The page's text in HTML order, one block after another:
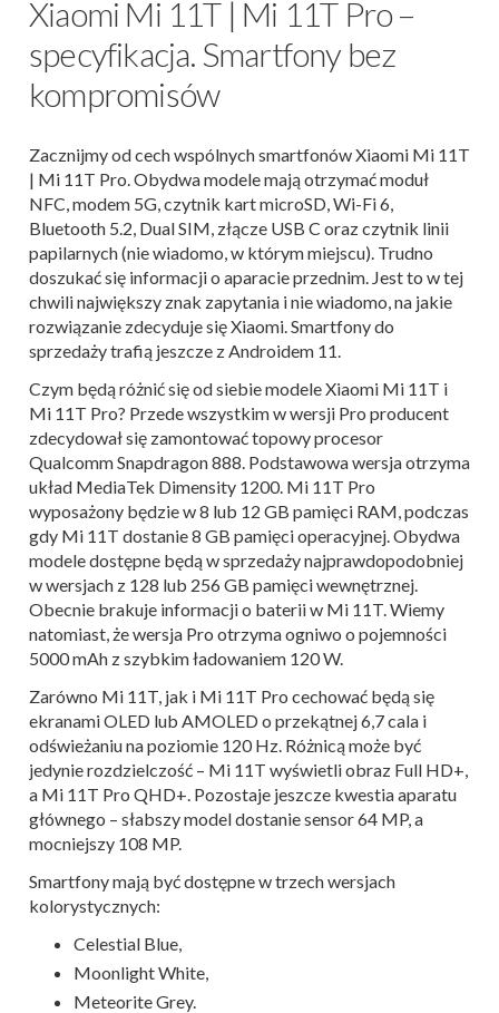
Xiaomi Mi 11T | Mi 11T Pro –
specyfikacja. Smartfony bez
kompromisów
Zacznijmy od cech wspólnych smartfonów Xiaomi Mi 11T
| Mi 11T Pro. Obydwa modele mają otrzymać moduł
NFC, modem 5G, czytnik kart microSD, Wi-Fi 6,
Bluetooth 5.2, Dual SIM, złącze USB C oraz czytnik linii
papilarnych (nie wiadomo, w którym miejscu). Trudno
doszukać się informacji o aparacie przednim. Jest to w tej
chwili największy znak zapytania i nie wiadomo, na jakie
rozwiązanie zdecyduje się Xiaomi. Smartfony do
sprzedaży trafią jeszcze z Androidem 11.
Czym będą różnić się od siebie modele Xiaomi Mi 11T i
Mi 11T Pro? Przede wszystkim w wersji Pro producent
zdecydował się zamontować topowy procesor
Qualcomm Snapdragon 888. Podstawowa wersja otrzyma
układ MediaTek Dimensity 1200. Mi 11T Pro
wyposażony będzie w 8 lub 12 GB pamięci RAM, podczas
gdy Mi 11T dostanie 8 GB pamięci operacyjnej. Obydwa
modele dostępne będą w sprzedaży najprawdopodobniej
w wersjach z 128 lub 256 GB pamięci wewnętrznej.
Obecnie brakuje informacji o baterii w Mi 11T. Wiemy
natomiast, że wersja Pro otrzyma ogniwo o pojemności
5000 mAh z szybkim ładowaniem 120 W.
Zarówno Mi 11T, jak i Mi 11T Pro cechować będą się
ekranami OLED lub AMOLED o przekątnej 6,7 cala i
odświeżaniu na poziomie 120 Hz. Różnicą może być
jedynie rozdzielczość – Mi 11T wyświetli obraz Full HD+,
a Mi 11T Pro QHD+. Pozostaje jeszcze kwestia aparatu
głównego – słabszy model dostanie sensor 64 MP, a
mocniejszy 108 MP.
Smartfony mają być dostępne w trzech wersjach
kolorystycznych:
Celestial Blue,
Moonlight White,
Meteorite Grey.